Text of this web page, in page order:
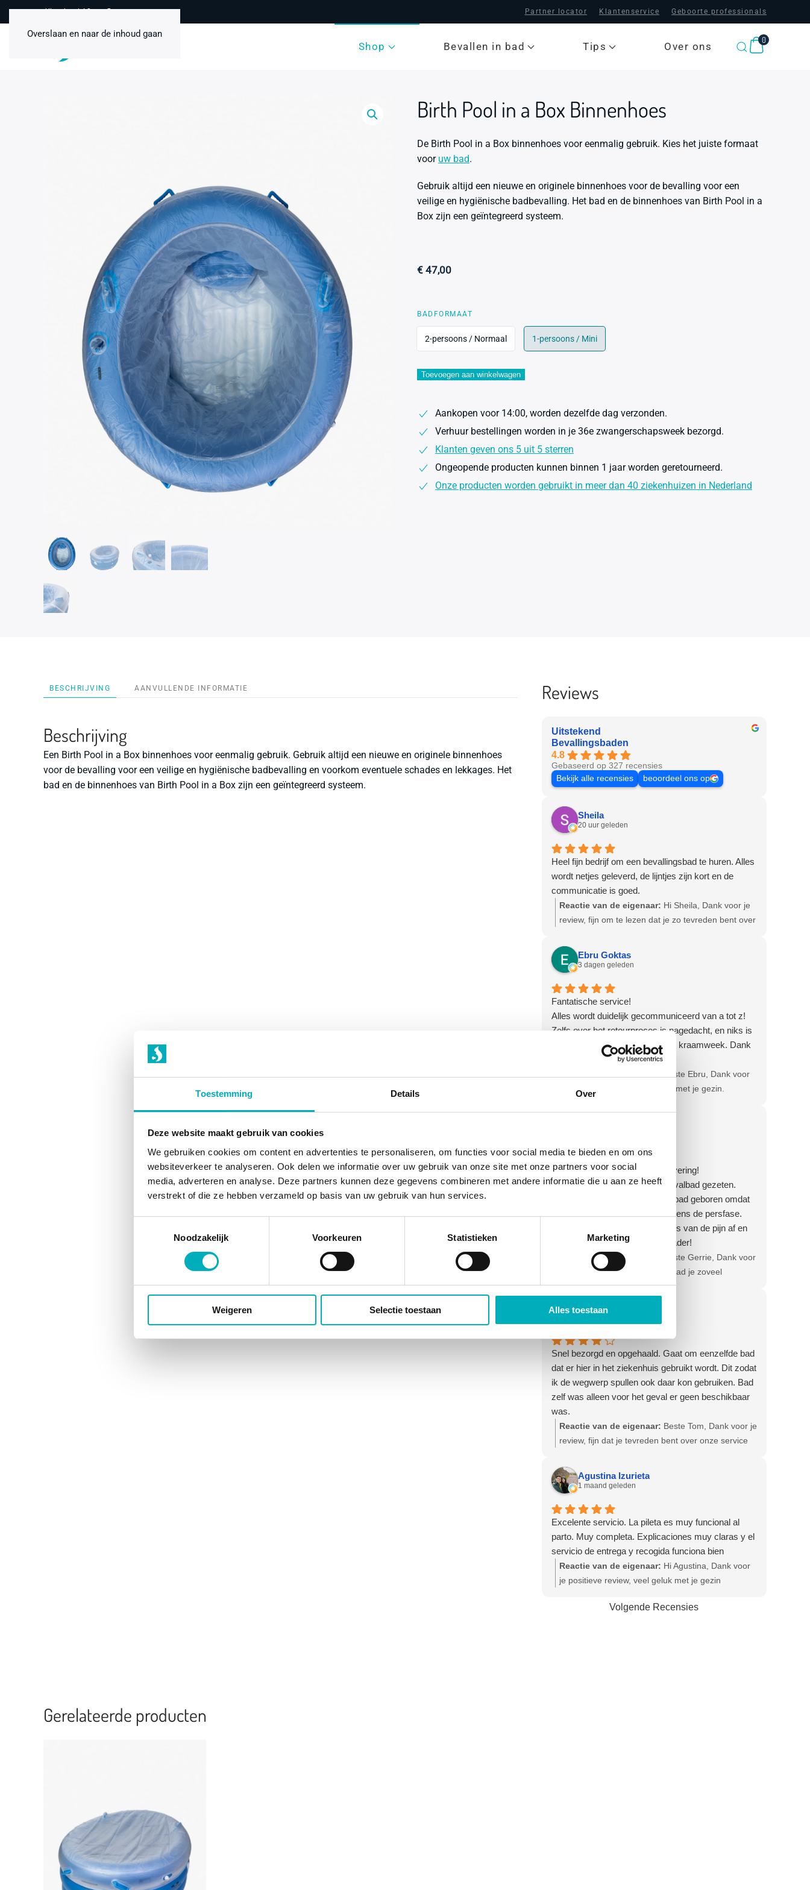
Toestemming Details Over
Deze website maakt gebruik van cookies
We gebruiken cookies om content en advertenties te personaliseren, om functies voor social media te bieden en om ons
websiteverkeer te analyseren. Ook delen we informatie over uw gebruik van onze site met onze partners voor social
media, adverteren en analyse. Deze partners kunnen deze gegevens combineren met andere informatie die u aan ze heeft
verstrekt of die ze hebben verzameld op basis van uw gebruik van hun services.
Noodzakelijk
Voorkeuren Statistieken Marketing
Weigeren Selectie toestaan Alles toestaan
Overslaan en naar de inhoud gaan
Uitstekend 4,8 van 5 Partner locator Klantenservice Geboorte professionals
Shop Bevallen in bad Tips Over ons
0
Birth Pool in a Box Binnenhoes
De Birth Pool in a Box binnenhoes voor eenmalig gebruik. Kies het juiste formaat
voor uw bad.
Gebruik altijd een nieuwe en originele binnenhoes voor de bevalling voor een
veilige en hygiënische badbevalling. Het bad en de binnenhoes van Birth Pool in a
Box zijn een geïntegreerd systeem.
€ 47,00
BADFORMAAT
2-persoons / Normaal 1-persoons / Mini
Toevoegen aan winkelwagen
Aankopen voor 14:00, worden dezelfde dag verzonden.
Verhuur bestellingen worden in je 36e zwangerschapsweek bezorgd.
Klanten geven ons 5 uit 5 sterren
Ongeopende producten kunnen binnen 1 jaar worden geretourneerd.
Onze producten worden gebruikt in meer dan 40 ziekenhuizen in Nederland
BESCHRIJVING AANVULLENDE INFORMATIE
Beschrijving
Een Birth Pool in a Box binnenhoes voor eenmalig gebruik. Gebruik altijd een nieuwe en originele binnenhoes
voor de bevalling voor een veilige en hygiënische badbevalling en voorkom eventuele schades en lekkages. Het
bad en de binnenhoes van Birth Pool in a Box zijn een geïntegreerd systeem.
Reviews
Uitstekend
Bevallingsbaden
4.8
Gebaseerd op 327 recensies
Bekijk alle recensies
beoordeel ons op
Sheila
20 uur geleden
Heel fijn bedrijf om een bevallingsbad te huren. Alles
wordt netjes geleverd, de lijntjes zijn kort en de
communicatie is goed.
Reactie van de eigenaar: Hi Sheila, Dank voor je
review, fijn om te lezen dat je zo tevreden bent over
Team Bevallingsbaden
Ebru Goktas
3 dagen geleden
Fantatische service!
Alles wordt duidelijk gecommuniceerd van a tot z!
Zelfs over het retourproces is nagedacht, en niks is
fijner dan ontzorgd worden in de kraamweek. Dank
voor de goede service en zorg!
Beste Ebru, Dank voor
je positieve review! Veel geluk met je gezin.
Goede communicatie, snelle levering!
Ik heb anderhalve dag in het bevalbad gezeten.
Helaas is onze baby niet in het bad geboren omdat
ik er niet meer in kon komen tijdens de persfase.
Het bad haalt de scherpe randjes van de pijn af en
geeft veel verlichting. Een aanrader!
Reactie van de eigenaar:
Beste Gerrie, Dank voor
je review, wat heerlijk dat het bad je zoveel
verlichting gaf! Veel geluk met je gezin. Hartelijke
Tom Hoogenboom
Snel bezorgd en opgehaald. Gaat om eenzelfde bad
dat er hier in het ziekenhuis gebruikt wordt. Dit zodat
ik de wegwerp spullen ook daar kon gebruiken. Bad
zelf was alleen voor het geval er geen beschikbaar
was.
Reactie van de eigenaar: Beste Tom, Dank voor je
review, fijn dat je tevreden bent over onze service
Bevallingsbaden
Agustina Izurieta
1 maand geleden
Excelente servicio. La pileta es muy funcional al
parto. Muy completa. Explicaciones muy claras y el
servicio de entrega y recogida funciona bien
Reactie van de eigenaar: Hi Agustina, Dank voor
je positieve review, veel geluk met je gezin
BevallingsbadenVolgende Recensies
Gerelateerde producten